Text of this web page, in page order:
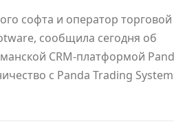
софта и оператор торговой
сообщила сегодня об
CRM-платформой
с Panda Trading